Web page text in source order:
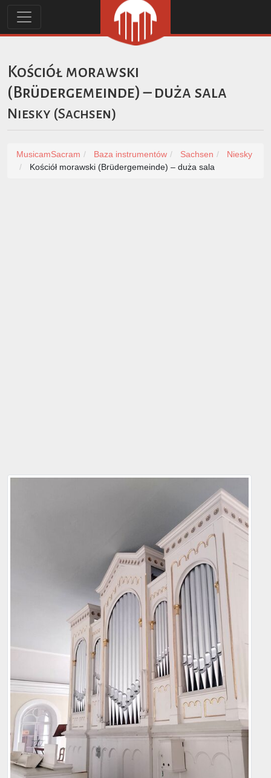
Kościół morawski
(Brüdergemeinde) – duża sala
Niesky (Sachsen)
MusicamSacram Baza instrumentów Sachsen
Niesky
Kościół morawski (Brüdergemeinde) – duża sala